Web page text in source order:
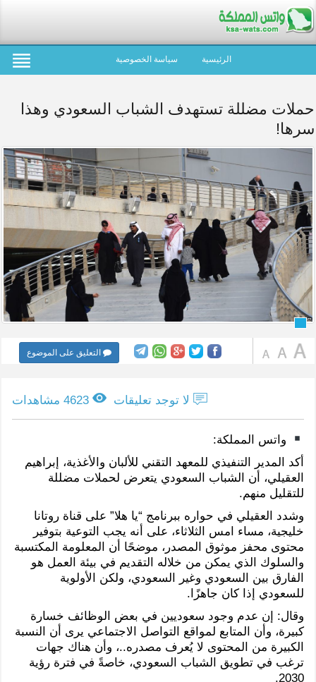
الرئيسية سياسة الخصوصية
حملات مضللة تستهدف الشباب السعودي وهذا
سرها!
التعليق على الموضوع
لا توجد تعليقات 4623 مشاهدات
واتس المملكة:
أكد المدير التنفيذي للمعهد التقني للألبان والأغذية، إبراهيم
العقيلي، أن الشباب السعودي يتعرض لحملات مضللة
للتقليل منهم.
وشدد العقيلي في حواره ببرنامج “يا هلا” على قناة روتانا
خليجية، مساء امس الثلاثاء، على أنه يجب التوعية بتوفير
محتوى محفز موثوق المصدر، موضحًا أن المعلومة المكتسبة
والسلوك الذي يمكن من خلاله التقديم في بيئة العمل هو
الفارق بين السعودي وغير السعودي، ولكن الأولوية
للسعودي إذا كان جاهزًا.
وقال: إن عدم وجود سعوديين في بعض الوظائف خسارة
كبيرة، وأن المتابع لمواقع التواصل الاجتماعي يرى أن النسبة
الكبيرة من المحتوى لا يُعرف مصدره..، وأن هناك جهات
ترغب في تطويق الشباب السعودي، خاصةً في فترة رؤية
2030.